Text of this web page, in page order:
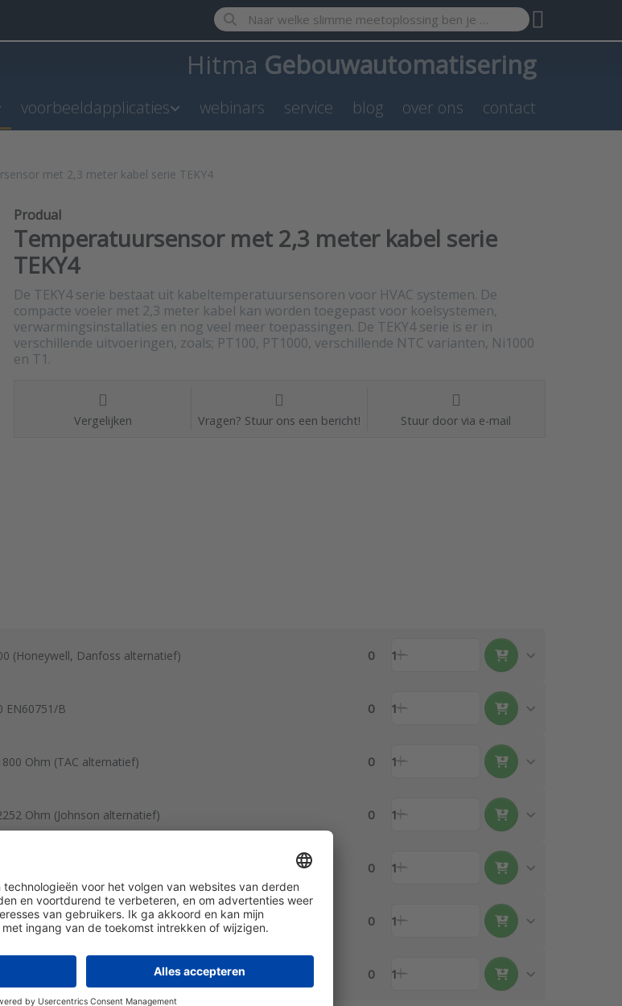
Enter a search term. Results will appear automatically as you type.
Hitma Gebouwautomatisering
voorbeeldapplicaties webinars service blog over ons contact
met 2,3 meter kabel serie TEKY4
Produal
Temperatuursensor met 2,3 meter kabel serie
TEKY4
De TEKY4 serie bestaat uit kabeltemperatuursensoren voor HVAC systemen. De
compacte voeler met 2,3 meter kabel kan worden toegepast voor koelsystemen,
verwarmingsinstallaties en nog veel meer toepassingen. De TEKY4 serie is er in
verschillende uitvoeringen, zoals; PT100, PT1000, verschillende NTC varianten, Ni1000
en T1.
Vergelijken Vragen? Stuur ons een bericht! Stuur door via e-mail
(Honeywell, Danfoss alternatief) 0 1
EN60751/B 0 1
Ohm (TAC alternatief) 0 1
Ohm (Johnson alternatief) 0 1
kOhm (Trend alternatief) 0 1
kOhm (Honeywell alternatief) 0 1
(Siemens alternatief) 0 1